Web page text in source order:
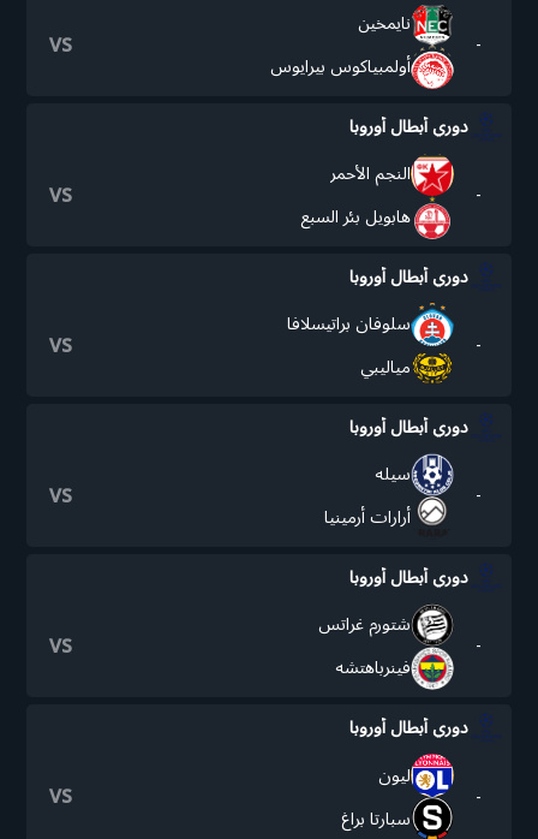
-
نايمخين
أولمبياكوس بيرايوس
vs
دوري أبطال أوروبا
-
النجم الأحمر
هابويل بئر السبع
vs
دوري أبطال أوروبا
-
سلوفان براتيسلافا
مياليبي
vs
دوري أبطال أوروبا
-
سيله
أرارات أرمينيا
vs
دوري أبطال أوروبا
-
شتورم غراتس
فينرباهتشه
vs
دوري أبطال أوروبا
-
ليون
سبارتا براغ
vs